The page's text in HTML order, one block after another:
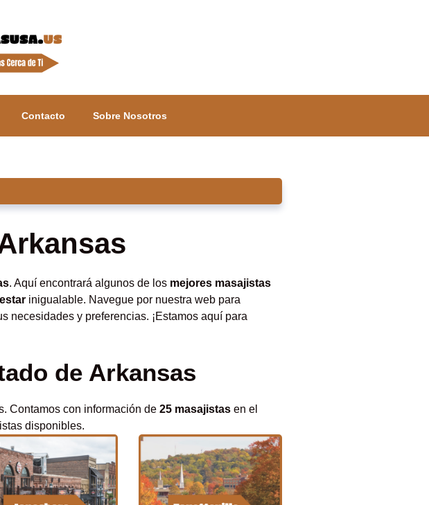
Contacto Sobre Nosotros
. Aquí encontrará algunos de los mejores masajistas
inigualable. Navegue por nuestra web para
necesidades y preferencias. ¡Estamos aquí para
de Arkansas
Contamos con información de 25 masajistas en el
disponibles.